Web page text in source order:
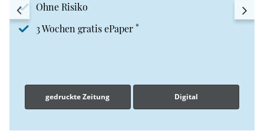
Ohne Risiko
3 Wochen gratis ePaper *
gedruckte Zeitung Digital